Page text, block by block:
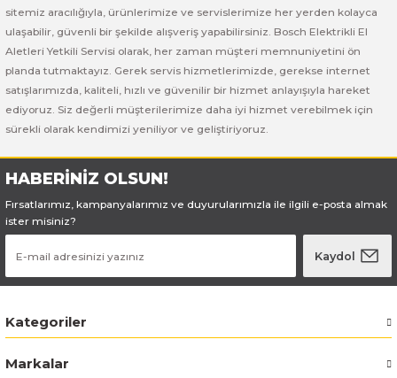
Bosch GSB 18V-50
Bosch GSB 18V-60 C
Bosch GSR 10,8 V-LI-2
Bosch GSR 1080-2-LI
Bosch GSR 1080-LI
Bosch GSR 120-LI / 3601JG8000
sitemiz aracılığıyla, ürünlerimize ve servislerimize her yerden kolayca
ulaşabilir, güvenli bir şekilde alışveriş yapabilirsiniz. Bosch Elektrikli El
Aletleri Yetkili Servisi olarak, her zaman müşteri memnuniyetini ön
planda tutmaktayız. Gerek servis hizmetlerimizde, gerekse internet
satışlarımızda, kaliteli, hızlı ve güvenilir bir hizmet anlayışıyla hareket
ediyoruz. Siz değerli müşterilerimize daha iyi hizmet verebilmek için
sürekli olarak kendimizi yeniliyor ve geliştiriyoruz.
HABERİNİZ OLSUN!
Fırsatlarımız, kampanyalarımız ve duyurularımızla ile ilgili e-posta almak
ister misiniz?
Kaydol
Kategoriler
Markalar